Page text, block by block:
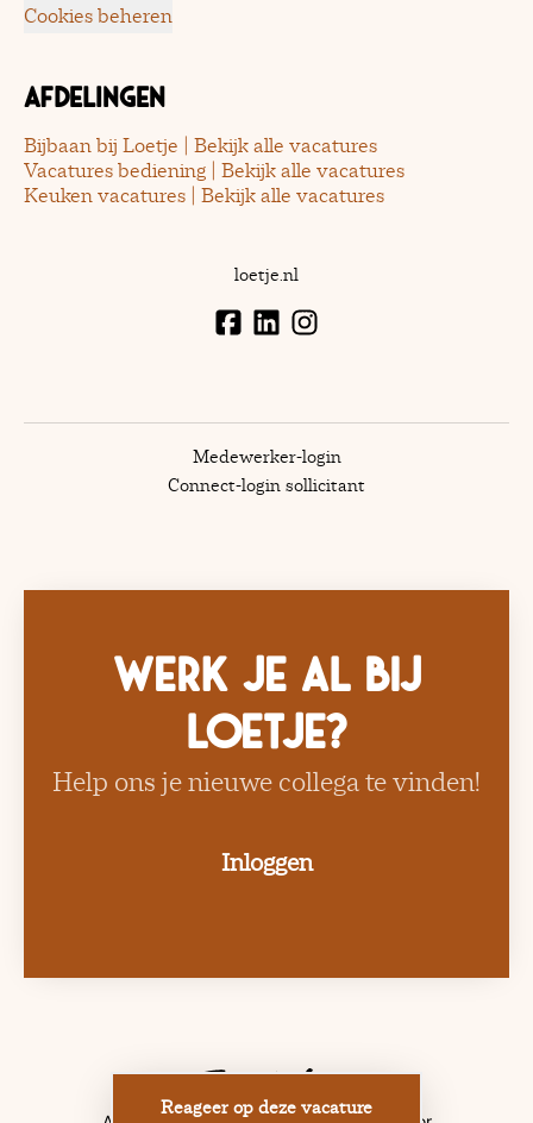
Reageer op deze vacature
Cookies beheren
Afdelingen
Bijbaan bij Loetje | Bekijk alle vacatures
Vacatures bediening | Bekijk alle vacatures
Keuken vacatures | Bekijk alle vacatures
loetje.nl
Medewerker-login
Connect-login sollicitant
Werk je al bij
Loetje?
Help ons je nieuwe collega te vinden!
Inloggen